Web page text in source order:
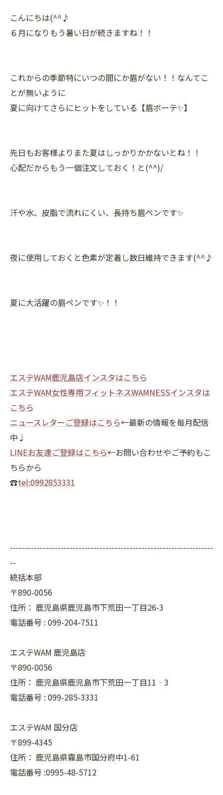
こんにちは(^^♪
６月になりもう暑い日が続きますね！！
これからの季節特にいつの間にか眉がない！！なんてこ
とが無いように
夏に向けてさらにヒットをしている【眉ボーテ✨】
先日もお客様よりまた夏はしっかりかかないとね！！
心配だからもう一個注文しておく！と(^^)/
汗や水、皮脂で流れにくい、長持ち眉ペンです✨
夜に使用しておくと色素が定着し数日維持できます(^^♪
夏に大活躍の眉ペンです✨！！
エステWAM鹿児島店インスタはこちら
エステWAM女性専用フィットネスWAMNESSインスタは
こちら
ニュースレターご登録はこちら←最新の情報を毎月配信
中♩
LINEお友達ご登録はこちら←お問い合わせやご予約もこ
ちらから
☎tel:0992853331
--------------------------------------------------------------------
--
統括本部
〒890-0056
住所： 鹿児島県鹿児島市下荒田一丁目26-3
電話番号 : 099-204-7511
エステWAM 鹿児島店
〒890-0056
住所： 鹿児島県鹿児島市下荒田一丁目11‐3
電話番号 : 099-285-3331
エステWAM 国分店
〒899-4345
住所： 鹿児島県霧島市国分府中1-61
電話番号 :0995-48-5712